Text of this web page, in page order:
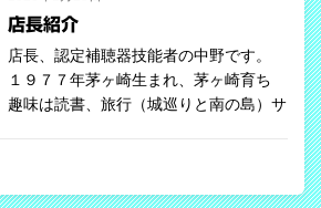
店長紹介
店長、認定補聴器技能者の中野です。
１９７７年茅ヶ崎生まれ、茅ヶ崎育ち
趣味は読書、旅行（城巡りと南の島）サ
色が…